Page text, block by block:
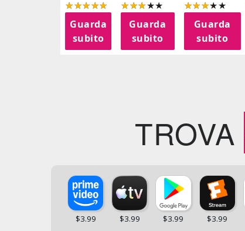
Guarda
subito
Guarda
subito
Guarda
subito
TROVA